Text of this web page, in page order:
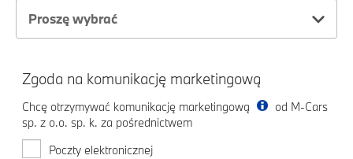
Proszę wybrać
Zgoda na komunikację marketingową
Chcę otrzymywać komunikację marketingową
od M-Cars
sp. z o.o. sp. k. za pośrednictwem
Poczty elektronicznej